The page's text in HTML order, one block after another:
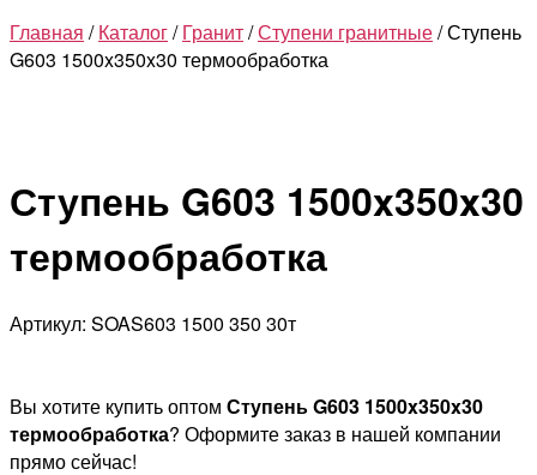
Главная /Каталог/Гранит/Ступени гранитные/ Ступень
G603 1500x350x30 термообработка
Ступень G603 1500x350x30
термообработка
Артикул: SOAS603 1500 350 30т
Вы хотите купить оптом Ступень G603 1500x350x30
термообработка? Оформите заказ в нашей компании
прямо сейчас!